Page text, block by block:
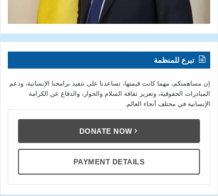
تبرع للمنظمة
إن مساهمتكم، مهما كانت قيمتها، تساعدنا على تنفيذ برامجنا الإنسانية، ودعم
المبادرات الحقوقية، وتعزيز ثقافة السلام والحوار، والدفاع عن الكرامة
الإنسانية في مختلف أنحاء العالم.
DONATE NOW
PAYMENT DETAILS